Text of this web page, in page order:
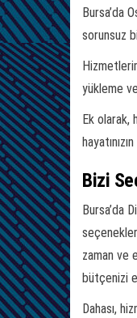
Bursa’da
sorunsuz
yükleme
Ek olarak,
Bizi
Bursa’da
zaman ve
bütçenizi
Dahası,